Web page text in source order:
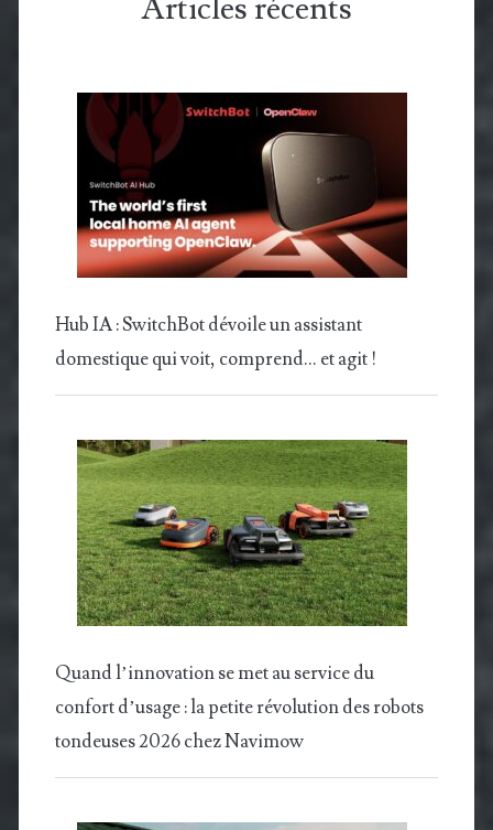
Hub IA : SwitchBot dévoile un assistant
domestique qui voit, comprend… et agit !
Quand l’innovation se met au service du
confort d’usage : la petite révolution des robots
tondeuses 2026 chez Navimow